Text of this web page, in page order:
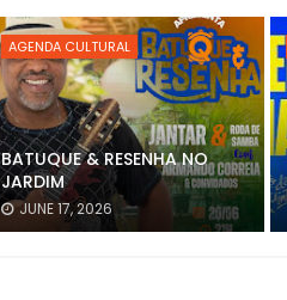
AGENDA CULTURAL
BATUQUE & RESENHA NO
JARDIM
JUNE 17, 2026